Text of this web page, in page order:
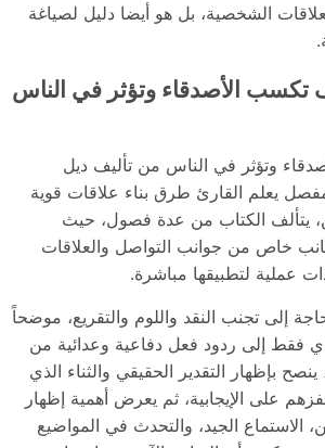
الشخصية، بل هو أيضا دليل لصياغة
الأصدقاء وتؤثر في الناس
وتؤثر في الناس من تأليف ديل
يعلم القارئ طرق بناء علاقات قوية
يتألف الكتاب من عدة فصول، حيث
خاص من جوانب التواصل والعلاقات
عملية لتطبيقها مباشرة.
إلى تجنب النقد واللوم والتقريع، موضحاً
فقط إلى ردود فعل دفاعية وعدائية من
بإظهار التقدير الحقيقي والثناء الذي
على الإيجابية، ثم يعرض أهمية إظهار
الاستماع الجيد، والتحدث في المواضيع